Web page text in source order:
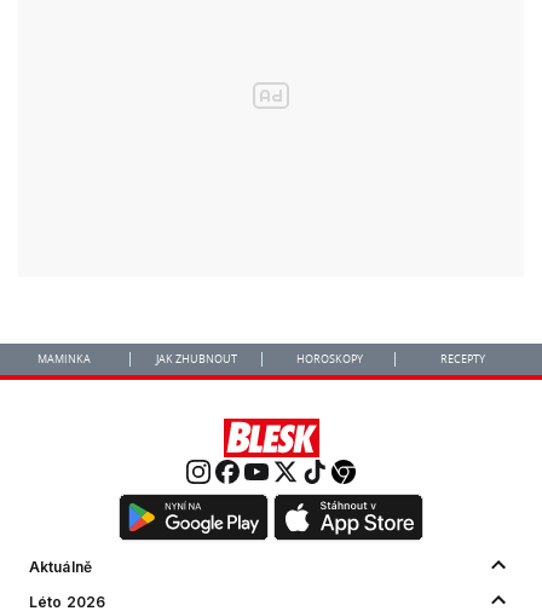
MAMINKA JAK ZHUBNOUT HOROSKOPY RECEPTY
Aktuálně
Léto 2026